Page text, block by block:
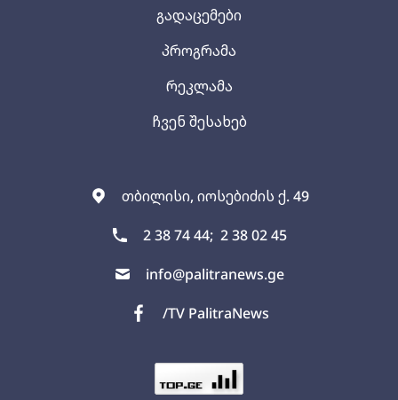
თბილისი, იოსებიძის ქ. 49
2 38 74 44; 2 38 02 45
info@palitranews.ge
/TV PalitraNews
გადაცემები
პროგრამა
რეკლამა
ჩვენ შესახებ